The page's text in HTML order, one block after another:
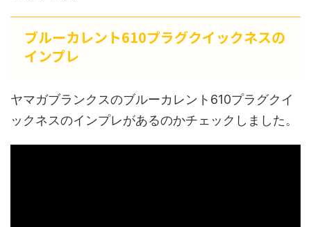
ブルーカレント610プラグクイックネスの
インプレ
ヤマガブランクスのブルーカレント610プラグクイ
ックネスのインプレがあるのかチェックしました。